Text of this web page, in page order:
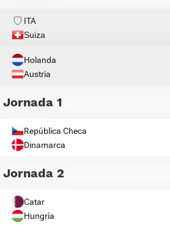
ITA
Suiza
Holanda
Austria
1
República Checa
Dinamarca
Jornada 2
Catar
Hungría